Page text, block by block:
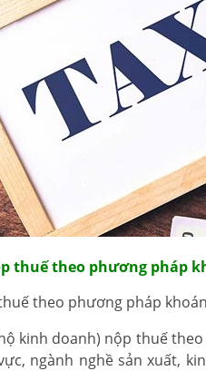
thuế theo phương pháp
theo phương pháp khoán
kinh doanh) nộp thuế theo
ngành nghề sản xuất,